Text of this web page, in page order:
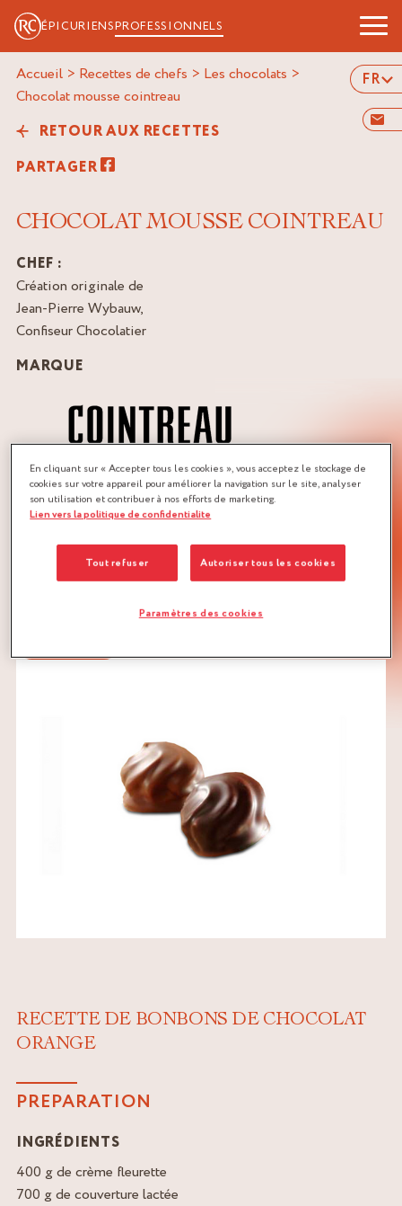
ÉPICURIENSPROFESSIONNELS
FR
Accueil > Recettes de chefs > Les chocolats >
chocolat mousse cointreau
RETOUR AUX RECETTES
PARTAGER
CHOCOLAT MOUSSE COINTREAU
CHEF :
Création originale de
Jean-Pierre Wybauw,
Confiseur Chocolatier
MARQUE
MÉTIERS :
TÉLÉCHARGER LA RECETTE
CHOCOLAT BLANC
RECETTE DE BONBONS DE CHOCOLAT
ORANGE
PREPARATION
INGRÉDIENTS
400 g de crème fleurette
700 g de couverture lactée
En cliquant sur « Accepter tous les cookies », vous acceptez le stockage de
cookies sur votre appareil pour améliorer la navigation sur le site, analyser
son utilisation et contribuer à nos efforts de marketing.
Lien vers la politique de confidentialite
Tout refuser Autoriser tous les cookies
Paramètres des cookies